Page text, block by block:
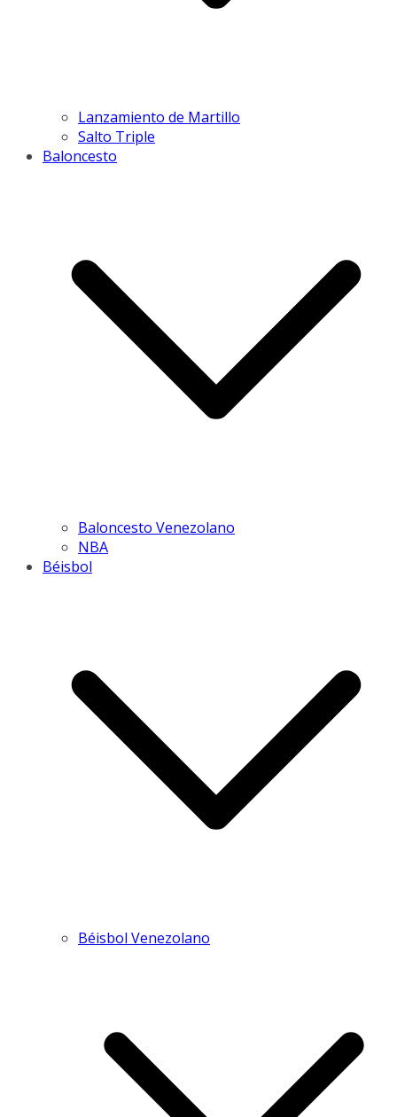
Lanzamiento de Martillo
Salto Triple
Baloncesto
Baloncesto Venezolano
NBA
Béisbol
Béisbol Venezolano